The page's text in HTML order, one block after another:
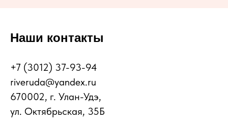
Наши контакты
+7 (3012) 37-93-94
riveruda@yandex.ru
670002, г. Улан-Удэ,
ул. Октябрьская, 35Б